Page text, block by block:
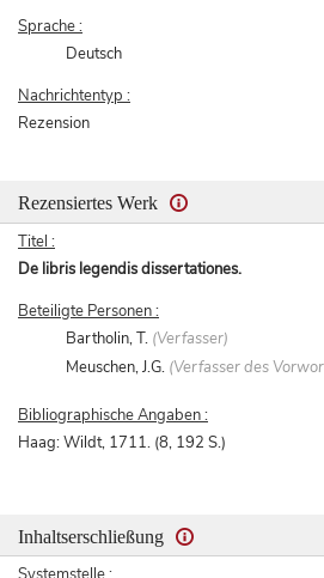
Sprache :
Deutsch
Nachrichtentyp :
Rezension
Rezensiertes Werk
Titel :
De libris legendis dissertationes.
Beteiligte Personen :
Bartholin, T. (Verfasser)
Meuschen, J.G. (Verfasser des
Bibliographische Angaben :
Haag: Wildt, 1711. (8, 192 S.)
Inhaltserschließung